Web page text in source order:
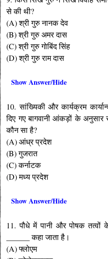
से की थी?
(A) श्री गुरु नानक देव
(B) श्री गुरु अमर दास
(C) श्री गुरु गोबिंद सिंह
(D) श्री गुरु राम दास
Show Answer/Hide
10. सांख्यिकी और कार्यक्रम
दिए गए बागवानी आंकड़ों के अनुसार
कौन सा है?
(A) आंध्र प्रदेश
(B) गुजरात
(C) कर्नाटक
(D) मध्य प्रदेश
Show Answer/Hide
11. पौधे में पानी और पोषक
______ कहा जाता है।
(A) फ्लोएम